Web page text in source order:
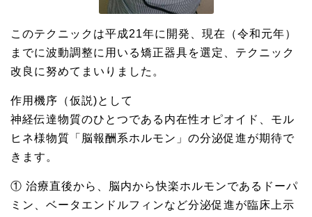
このテクニックは平成21年に開発、現在（令和元年）
までに波動調整に用いる矯正器具を選定、テクニック
改良に努めてまいりました。
作用機序（仮説)として
神経伝達物質のひとつである内在性オピオイド、モル
ヒネ様物質「脳報酬系ホルモン」の分泌促進が期待で
きます。
① 治療直後から、脳内から快楽ホルモンであるドーパ
ミン、ベータエンドルフィンなど分泌促進が臨床上示